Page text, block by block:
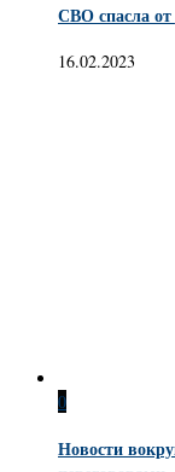
СВО спасла от
16.02.2023
0
Новости